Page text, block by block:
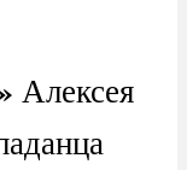
Алексея